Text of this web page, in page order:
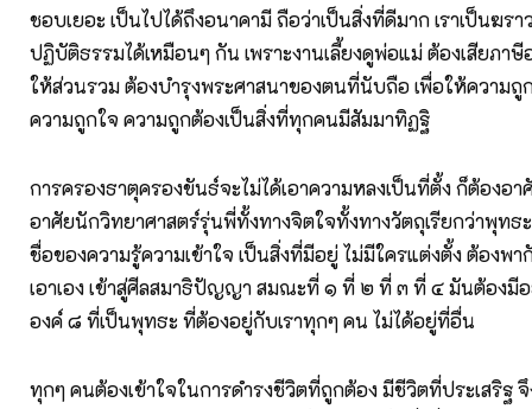
ชอบเยอะ เป็นไปได้ถึงอนาคามี ถือว่าเป็นสิ่งที่ดีมาก เราเป็นฆรา
ปฏิบัติธรรมได้เหมือนๆ กัน เพราะงานเลี้ยงดูพ่อแม่ ต้องเสียภาษี
ให้ส่วนรวม ต้องบำรุงพระศาสนาของตนที่นับถือ เพื่อให้ความถู
ความถูกใจ ความถูกต้องเป็นสิ่งที่ทุกคนมีสัมมาทิฏฐิ
การครองธาตุครองขันธ์จะไม่ได้เอาความหลงเป็นที่ตั้ง ก็ต้องอ
อาศัยนักวิทยาศาสตร์รุ่นพี่ทั้งทางจิตใจทั้งทางวัตถุเรียกว่าพุทธ
ชื่อของความรู้ความเข้าใจ เป็นสิ่งที่มีอยู่ ไม่มีใครแต่งตั้ง ต้องพ
เอาเอง เข้าสู่ศีลสมาธิปัญญา สมณะที่ ๑ ที่ ๒ ที่ ๓ ที่ ๔ มันต้องมี
องค์ ๘ ที่เป็นพุทธะ ที่ต้องอยู่กับเราทุกๆ คน ไม่ได้อยู่ที่อื่น
ทุกๆ คนต้องเข้าใจในการดำรงชีวิตที่ถูกต้อง มีชีวิตที่ประเสริฐ